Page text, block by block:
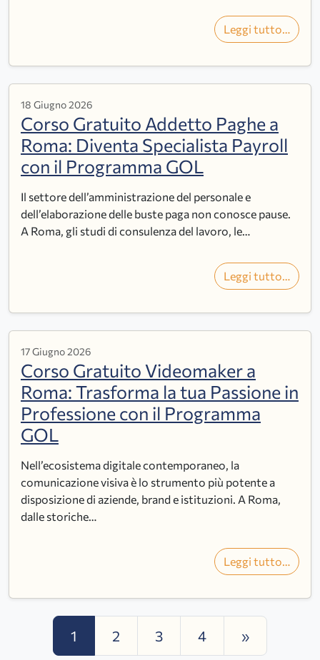
Leggi tutto…
18 Giugno 2026
Corso Gratuito Addetto Paghe a
Roma: Diventa Specialista Payroll
con il Programma GOL
Il settore dell’amministrazione del personale e
dell’elaborazione delle buste paga non conosce pause.
A Roma, gli studi di consulenza del lavoro, le…
Leggi tutto…
17 Giugno 2026
Corso Gratuito Videomaker a
Roma: Trasforma la tua Passione in
Professione con il Programma
GOL
Nell’ecosistema digitale contemporaneo, la
comunicazione visiva è lo strumento più potente a
disposizione di aziende, brand e istituzioni. A Roma,
dalle storiche…
Leggi tutto…
Navigazione articoli
1 2 3 4 »